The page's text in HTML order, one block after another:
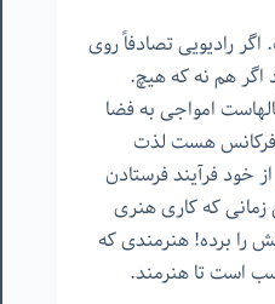
رادیویی تصادفاً روی
اگر هم نه که هیچ.
امواجی به فضا
فرکانس هست لذت
خود فرآیند فرستادن
که کاری هنری
را برده! هنرمندی که
است تا هنرمند.